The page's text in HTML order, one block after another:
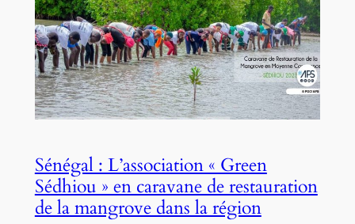
Sénégal : L’association « Green
Sédhiou » en caravane de restauration
de la mangrove dans la région